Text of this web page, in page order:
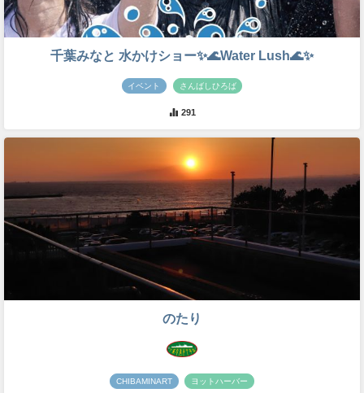
千葉みなと 水かけショー✨🌊Water Lush🌊✨
イベント さんばしひろば
291
のたり
CHIBAMINART ヨットハーバー